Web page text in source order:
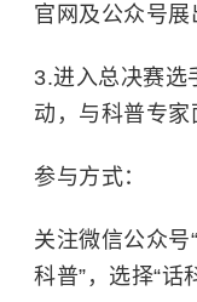
官网及公众号展
3.进入总决赛选
动，与科普专家
参与方式：
关注微信公众号
科普”，选择“话